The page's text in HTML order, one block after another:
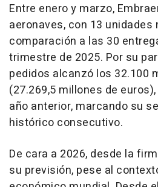
Entre enero y marzo,
aeronaves, con 13 unidades
comparación a las 30
trimestre de 2025. Por su
pedidos alcanzó los 32.100
(27.269,5 millones de
año anterior, marcando su
histórico consecutivo.
De cara a 2026, desde la
su previsión, pese al